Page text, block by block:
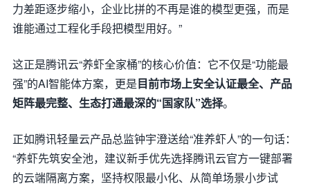
力差距逐步缩小，企业比拼的不再是谁的模型更强，而是
谁能通过工程化手段把模型用好。”
这正是腾讯云“养虾全家桶”的核心价值：它不仅是“功能最
强”的AI智能体方案，更是目前市场上安全认证最全、产品
矩阵最完整、生态打通最深的“国家队”选择。
正如腾讯轻量云产品总监钟宇澄送给“准养虾人”的一句话：
“养虾先筑安全池，建议新手优先选择腾讯云官方一键部署
的云端隔离方案，坚持权限最小化、从简单场景小步试